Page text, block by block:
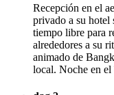
Recepción en el
privado a su hotel
tiempo libre para
alrededores a su
animado de
local. Noche en el